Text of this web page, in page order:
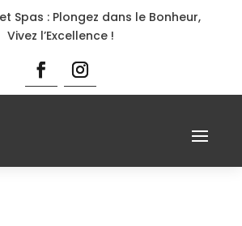
Spas : Plongez dans le Bonheur,
Vivez l’Excellence !